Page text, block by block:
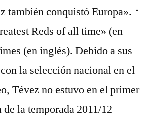
también conquistó Europa». ↑
Reds of all time» (en
(en inglés). Debido a sus
la selección nacional en el
Tévez no estuvo en el primer
la temporada 2011/12